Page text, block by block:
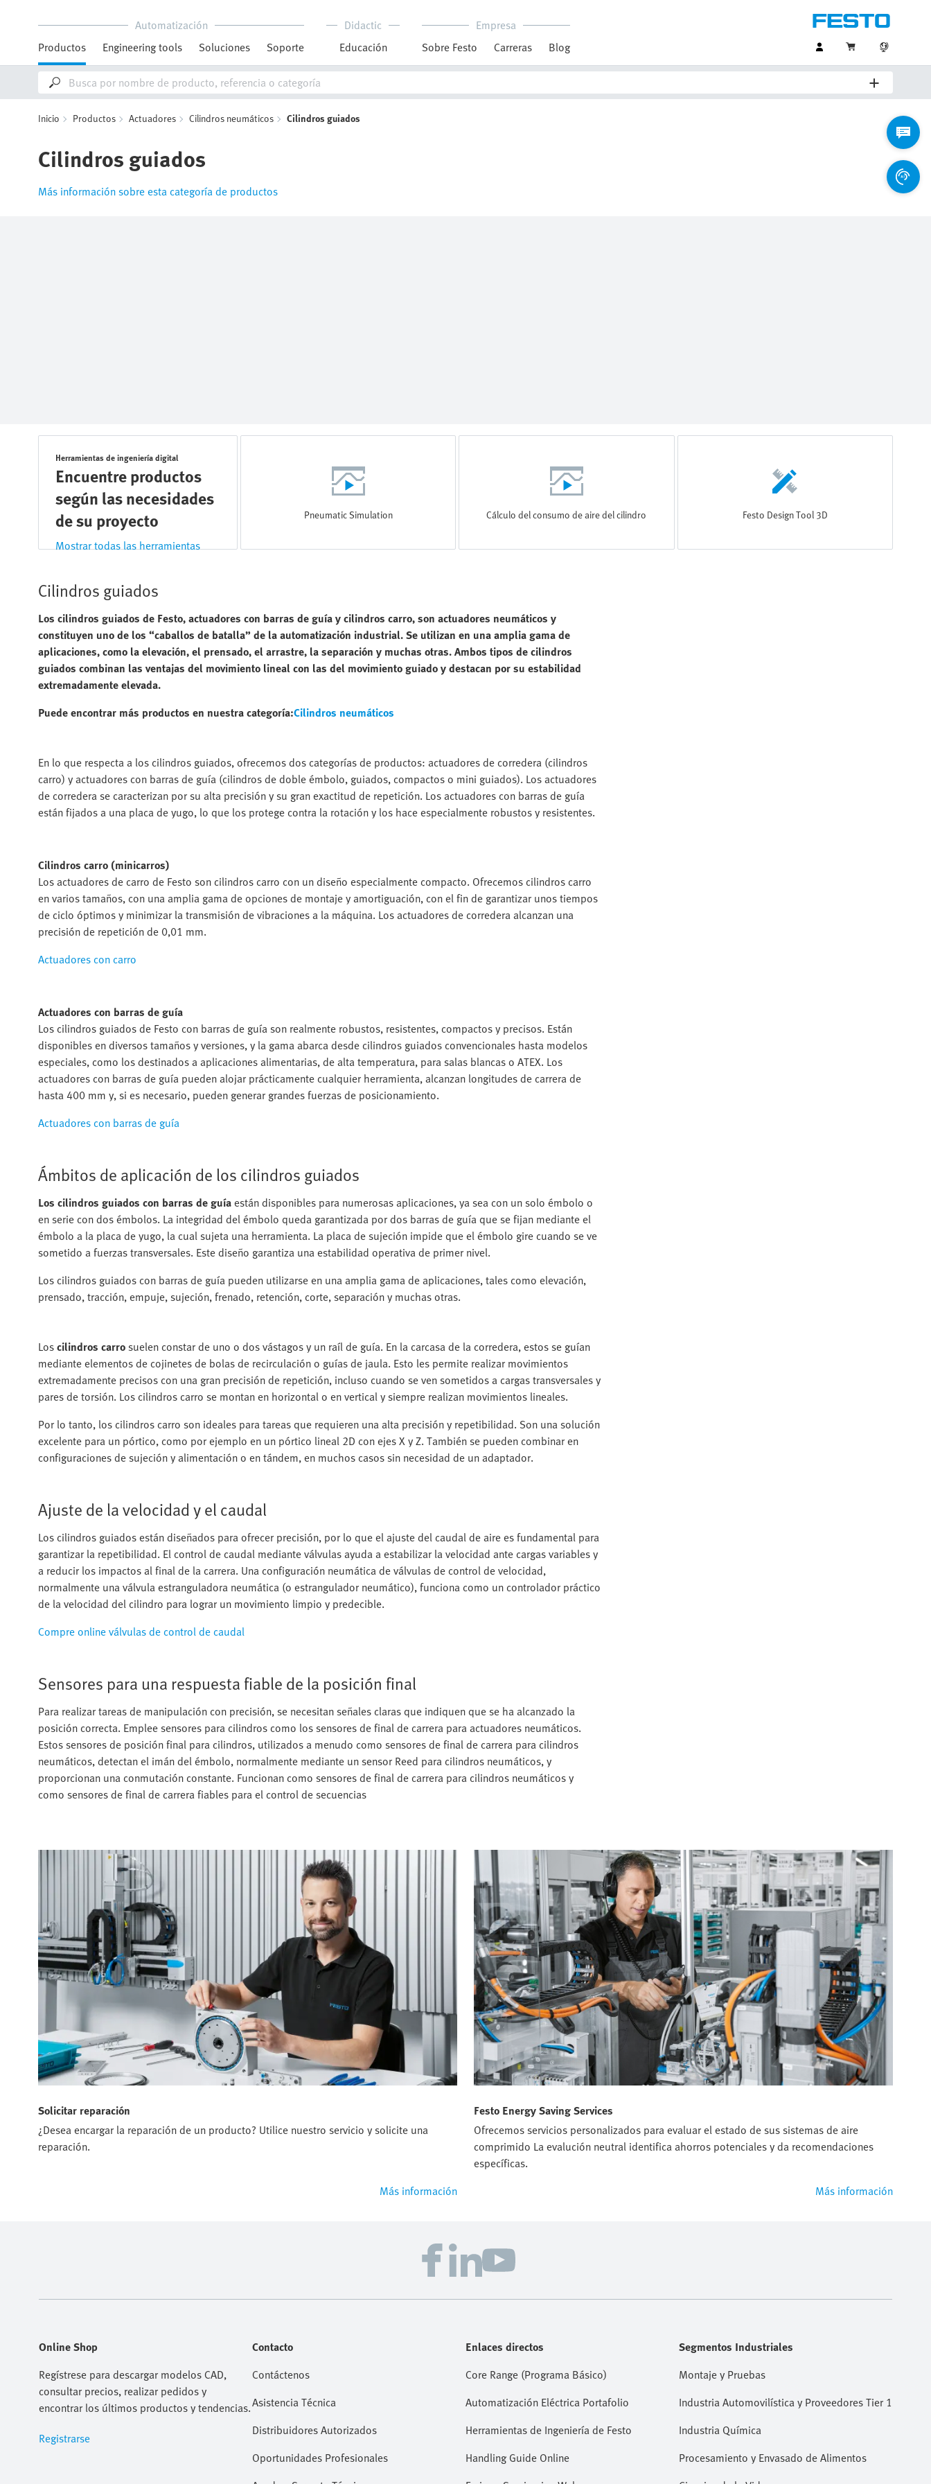
Automatización
Productos
Engineering tools Soluciones Soporte
Didactic
Educación
Empresa
Sobre Festo
Carreras Blog
Inicio Productos Actuadores Cilindros neumáticos Cilindros guiados
Cilindros guiados
Más información sobre esta categoría de productos
Herramientas de ingeniería digital
Encuentre productos
según las necesidades
de su proyecto
Mostrar todas las herramientas
Pneumatic Simulation Cálculo del consumo de aire del cilindro Festo Design Tool 3D
Cilindros guiados
Los cilindros guiados de Festo, actuadores con barras de guía y cilindros carro, son actuadores neumáticos y
constituyen uno de los “caballos de batalla” de la automatización industrial. Se utilizan en una amplia gama de
aplicaciones, como la elevación, el prensado, el arrastre, la separación y muchas otras. Ambos tipos de cilindros
guiados combinan las ventajas del movimiento lineal con las del movimiento guiado y destacan por su estabilidad
extremadamente elevada.
Puede encontrar más productos en nuestra categoría:Cilindros neumáticos
En lo que respecta a los cilindros guiados, ofrecemos dos categorías de productos: actuadores de corredera (cilindros
carro) y actuadores con barras de guía (cilindros de doble émbolo, guiados, compactos o mini guiados). Los actuadores
de corredera se caracterizan por su alta precisión y su gran exactitud de repetición. Los actuadores con barras de guía
están fijados a una placa de yugo, lo que los protege contra la rotación y los hace especialmente robustos y resistentes.
Cilindros carro (minicarros)
Los actuadores de carro de Festo son cilindros carro con un diseño especialmente compacto. Ofrecemos cilindros carro
en varios tamaños, con una amplia gama de opciones de montaje y amortiguación, con el fin de garantizar unos tiempos
de ciclo óptimos y minimizar la transmisión de vibraciones a la máquina. Los actuadores de corredera alcanzan una
precisión de repetición de 0,01 mm.
Actuadores con carro
Actuadores con barras de guía
Los cilindros guiados de Festo con barras de guía son realmente robustos, resistentes, compactos y precisos. Están
disponibles en diversos tamaños y versiones, y la gama abarca desde cilindros guiados convencionales hasta modelos
especiales, como los destinados a aplicaciones alimentarias, de alta temperatura, para salas blancas o ATEX. Los
actuadores con barras de guía pueden alojar prácticamente cualquier herramienta, alcanzan longitudes de carrera de
hasta 400 mm y, si es necesario, pueden generar grandes fuerzas de posicionamiento.
Actuadores con barras de guía
Ámbitos de aplicación de los cilindros guiados
Los cilindros guiados con barras de guíaestán disponibles para numerosas aplicaciones, ya sea con un solo émbolo o
en serie con dos émbolos. La integridad del émbolo queda garantizada por dos barras de guía que se fijan mediante el
émbolo a la placa de yugo, la cual sujeta una herramienta. La placa de sujeción impide que el émbolo gire cuando se ve
sometido a fuerzas transversales. Este diseño garantiza una estabilidad operativa de primer nivel.
Los cilindros guiados con barras de guía pueden utilizarse en una amplia gama de aplicaciones, tales como elevación,
prensado, tracción, empuje, sujeción, frenado, retención, corte, separación y muchas otras.
Loscilindros carro suelen constar de uno o dos vástagos y un raíl de guía. En la carcasa de la corredera, estos se guían
mediante elementos de cojinetes de bolas de recirculación o guías de jaula. Esto les permite realizar movimientos
extremadamente precisos con una gran precisión de repetición, incluso cuando se ven sometidos a cargas transversales y
pares de torsión. Los cilindros carro se montan en horizontal o en vertical y siempre realizan movimientos lineales.
Por lo tanto, los cilindros carro son ideales para tareas que requieren una alta precisión y repetibilidad. Son una solución
excelente para un pórtico, como por ejemplo en un pórtico lineal 2D con ejes X y Z. También se pueden combinar en
configuraciones de sujeción y alimentación o en tándem, en muchos casos sin necesidad de un adaptador.
Ajuste de la velocidad y el caudal
Los cilindros guiados están diseñados para ofrecer precisión, por lo que el ajuste del caudal de aire es fundamental para
garantizar la repetibilidad. El control de caudal mediante válvulas ayuda a estabilizar la velocidad ante cargas variables y
a reducir los impactos al final de la carrera. Una configuración neumática de válvulas de control de velocidad,
normalmente una válvula estranguladora neumática (o estrangulador neumático), funciona como un controlador práctico
de la velocidad del cilindro para lograr un movimiento limpio y predecible.
Compre online válvulas de control de caudal
Sensores para una respuesta fiable de la posición final
Para realizar tareas de manipulación con precisión, se necesitan señales claras que indiquen que se ha alcanzado la
posición correcta. Emplee sensores para cilindros como los sensores de final de carrera para actuadores neumáticos.
Estos sensores de posición final para cilindros, utilizados a menudo como sensores de final de carrera para cilindros
neumáticos, detectan el imán del émbolo, normalmente mediante un sensor Reed para cilindros neumáticos, y
proporcionan una conmutación constante. Funcionan como sensores de final de carrera para cilindros neumáticos y
como sensores de final de carrera fiables para el control de secuencias
Solicitar reparación
¿Desea encargar la reparación de un producto? Utilice nuestro servicio y solicite una
reparación.
Más información
Festo Energy Saving Services
Ofrecemos servicios personalizados para evaluar el estado de sus sistemas de aire
comprimido La evalución neutral identifica ahorros potenciales y da recomendaciones
específicas.
Más información
Online Shop
Regístrese para descargar modelos CAD,
consultar precios, realizar pedidos y
encontrar los últimos productos y tendencias.
Registrarse
Contacto
Contáctenos
Asistencia Técnica
Distribuidores Autorizados
Oportunidades Profesionales
Enlaces directos
Core Range (Programa Básico)
Automatización Eléctrica Portafolio
Herramientas de Ingeniería de Festo
Handling Guide Online
Segmentos Industriales
Montaje y Pruebas
Industria Automovilística y Proveedores Tier 1
Industria Química
Procesamiento y Envasado de Alimentos